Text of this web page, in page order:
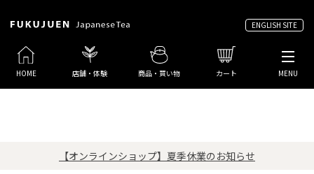
ENGLISH SITE
HOME 店舗・体験 商品・買い物 カート MENU
【オンラインショップ】夏季休業のお知らせ